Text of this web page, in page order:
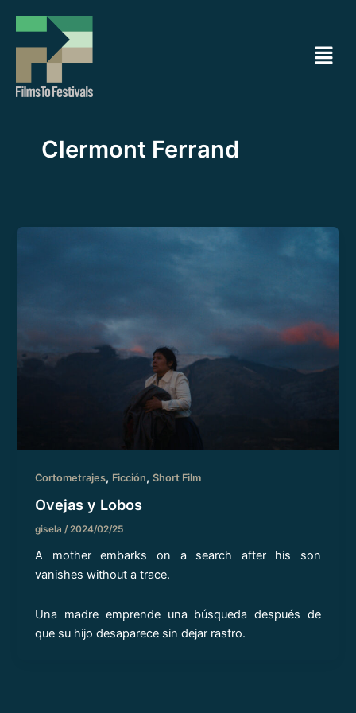
contenido
Menú
Clermont Ferrand
Cortometrajes, Ficción,Short Film
Ovejas y Lobos
gisela/2024/02/25
A mother embarks on a search after his son
vanishes without a trace.
Una madre emprende una búsqueda después de
que su hijo desaparece sin dejar rastro.